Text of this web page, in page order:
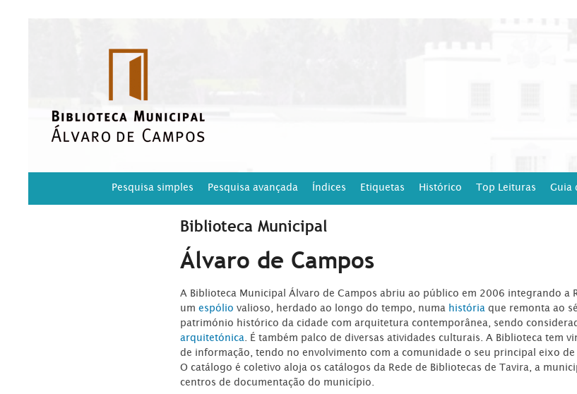
Pesquisa simples Pesquisa avançada Índices Etiquetas Histórico Top Leituras Guia
Biblioteca Municipal
Álvaro de Campos
A Biblioteca Municipal Álvaro de Campos abriu ao público em 2006 integrando a
um espólio valioso, herdado ao longo do tempo, numa história que remonta ao
património histórico da cidade com arquitetura contemporânea, sendo
arquitetónica . É também palco de diversas atividades culturais. A Biblioteca tem
de informação, tendo no envolvimento com a comunidade o seu principal eixo de
O catálogo é coletivo aloja os catálogos da Rede de Bibliotecas de Tavira, a
centros de documentação do município.